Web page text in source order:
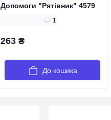
Допомоги "Рятівник" 4579
1
263 ₴
До кошика